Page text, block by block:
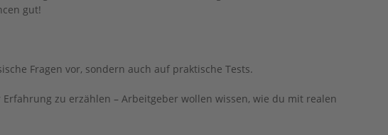
gut!
Fragen vor, sondern auch auf praktische Tests.
Erfahrung zu erzählen – Arbeitgeber wollen wissen, wie du mit realen